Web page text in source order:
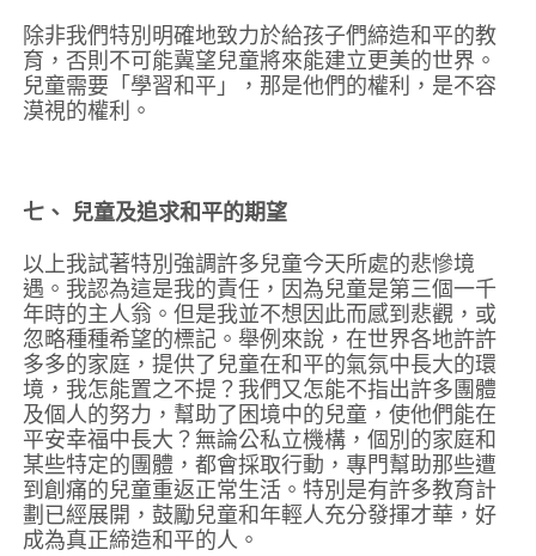
除非我們特別明確地致力於給孩子們締造和平的教
育，否則不可能冀望兒童將來能建立更美的世界。
兒童需要「學習和平」，那是他們的權利，是不容
漠視的權利。
七、 兒童及追求和平的期望
以上我試著特別強調許多兒童今天所處的悲慘境
遇。我認為這是我的責任，因為兒童是第三個一千
年時的主人翁。但是我並不想因此而感到悲觀，或
忽略種種希望的標記。舉例來說，在世界各地許許
多多的家庭，提供了兒童在和平的氣氛中長大的環
境，我怎能置之不提？我們又怎能不指出許多團體
及個人的努力，幫助了困境中的兒童，使他們能在
平安幸福中長大？無論公私立機構，個別的家庭和
某些特定的團體，都會採取行動，專門幫助那些遭
到創痛的兒童重返正常生活。特別是有許多教育計
劃已經展開，鼓勵兒童和年輕人充分發揮才華，好
成為真正締造和平的人。